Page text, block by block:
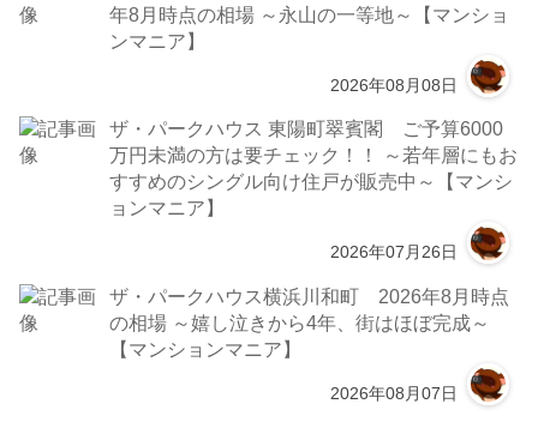
年8月時点の相場 ～永山の一等地～【マンショ
ンマニア】
2026年08月08日
ザ・パークハウス 東陽町翠賓閣 ご予算6000
万円未満の方は要チェック！！ ～若年層にもお
すすめのシングル向け住戸が販売中～【マンシ
ョンマニア】
2026年07月26日
ザ・パークハウス横浜川和町 2026年8月時点
の相場 ～嬉し泣きから4年、街はほぼ完成～
【マンションマニア】
2026年08月07日